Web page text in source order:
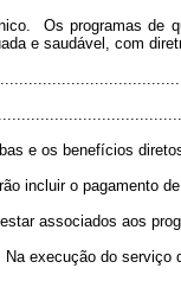
Os programas de
e saudável, com
e os benefícios
incluir o pagamento
estar associados aos
Na execução do serviço